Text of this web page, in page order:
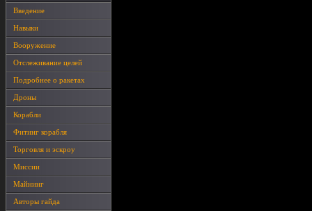
Введение
Навыки
Вооружение
Отслеживание целей
Подробнее о ракетах
Дроны
Корабли
Фитинг корабля
Торговля и эскроу
Миссии
Майнинг
Авторы гайда